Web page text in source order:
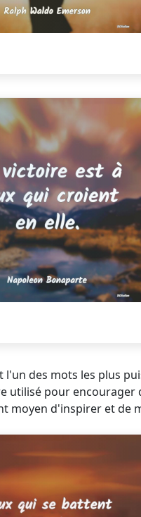
l'un des mots les plus
utilisé pour encourager
moyen d'inspirer et de